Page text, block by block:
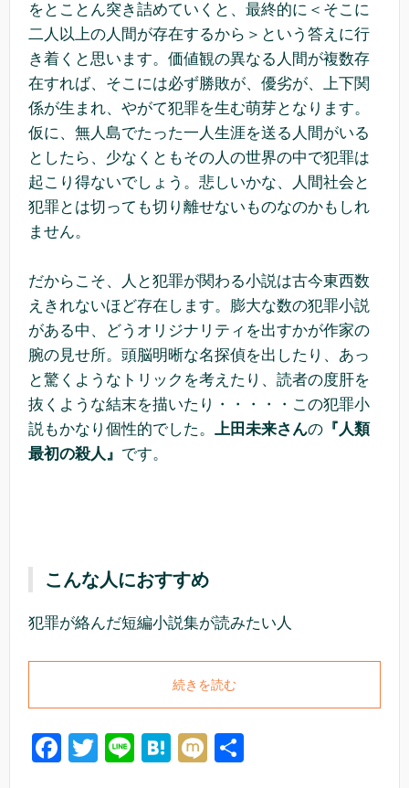
をとことん突き詰めていくと、最終的に＜そこに
二人以上の人間が存在するから＞という答えに行
き着くと思います。価値観の異なる人間が複数存
在すれば、そこには必ず勝敗が、優劣が、上下関
係が生まれ、やがて犯罪を生む萌芽となります。
仮に、無人島でたった一人生涯を送る人間がいる
としたら、少なくともその人の世界の中で犯罪は
起こり得ないでしょう。悲しいかな、人間社会と
犯罪とは切っても切り離せないものなのかもしれ
ません。
だからこそ、人と犯罪が関わる小説は古今東西数
えきれないほど存在します。膨大な数の犯罪小説
がある中、どうオリジナリティを出すかが作家の
腕の見せ所。頭脳明晰な名探偵を出したり、あっ
と驚くようなトリックを考えたり、読者の度肝を
抜くような結末を描いたり・・・・・この犯罪小
説もかなり個性的でした。 上田未来さんの 『人類
最初の殺人』 です。
こんな人におすすめ
犯罪が絡んだ短編小説集が読みたい人
続きを読む
F
T
Li
H
M